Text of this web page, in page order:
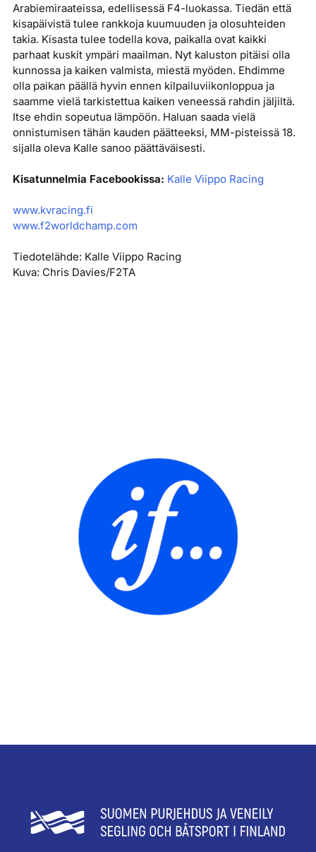
Arabiemiraateissa, edellisessä F4-luokassa. Tiedän että
kisapäivistä tulee rankkoja kuumuuden ja olosuhteiden
takia. Kisasta tulee todella kova, paikalla ovat kaikki
parhaat kuskit ympäri maailman. Nyt kaluston pitäisi olla
kunnossa ja kaiken valmista, miestä myöden. Ehdimme
olla paikan päällä hyvin ennen kilpailuviikonloppua ja
saamme vielä tarkistettua kaiken veneessä rahdin jäljiltä.
Itse ehdin sopeutua lämpöön. Haluan saada vielä
onnistumisen tähän kauden päätteeksi, MM-pisteissä 18.
sijalla oleva Kalle sanoo päättäväisesti.
Kisatunnelmia Facebookissa: Kalle Viippo Racing
www.kvracing.fi
www.f2worldchamp.com
Tiedotelähde: Kalle Viippo Racing
Kuva: Chris Davies/F2TA